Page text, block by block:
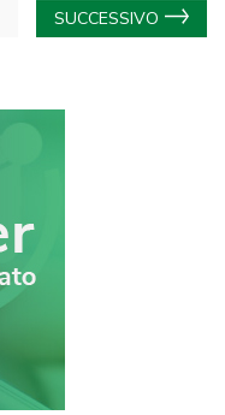
SUCCESSIVO